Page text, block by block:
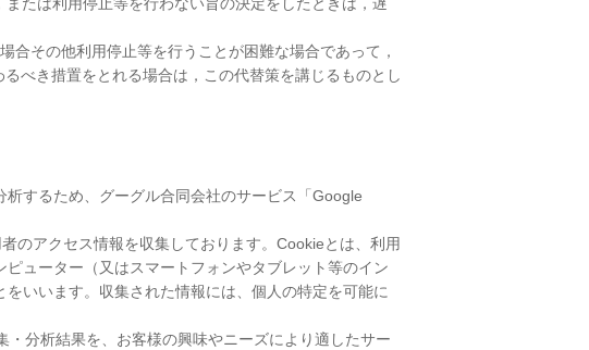
その他利用停止等を行うことが困難な場合であって，
べき措置をとれる場合は，この代替策を講じるものとし
するため、グーグル合同会社のサービス「Google
のアクセス情報を収集しております。Cookieとは、利用
ューター（又はスマートフォンやタブレット等のイン
いいます。収集された情報には、個人の特定を可能に
分析結果を、お客様の興味やニーズにより適したサー